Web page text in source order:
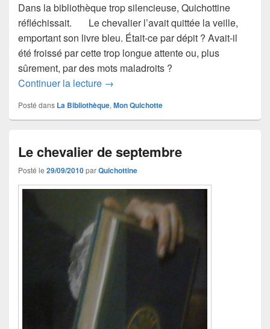
Dans la bibliothèque trop silencieuse, Quichottine
réfléchissait. Le chevalier l’avait quittée la veille,
emportant son livre bleu. Était-ce par dépit ? Avait-il
été froissé par cette trop longue attente ou, plus
sûrement, par des mots maladroits ?
Continuer la lecture Avant Sancho Pança (2)
→
Posté dans La Bibliothèque, Mon Quichotte
Le chevalier de septembre
Posté le 29/09/2010parQuichottine